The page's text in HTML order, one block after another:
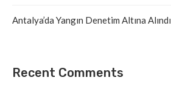
Antalya’da Yangın Denetim Altına Alındı
Recent Comments